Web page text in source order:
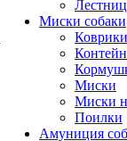
Миски собаки
Миски
Миски
Поилки
Амуниция